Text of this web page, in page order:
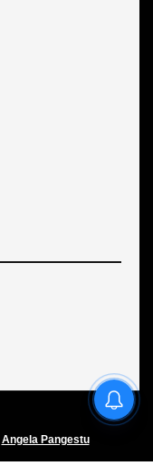
Angela Pangestu